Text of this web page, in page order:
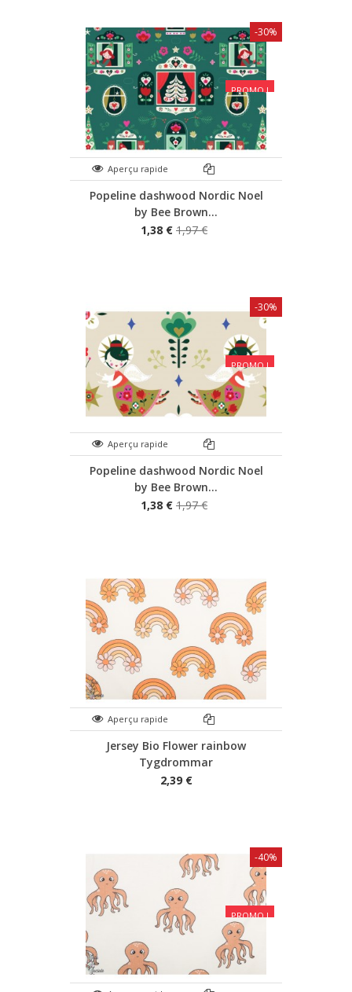
PROMO !
Aperçu rapide
Popeline dashwood Nordic Noel
by Bee Brown...
1,38 € 1,97 €
-30%
PROMO !
Aperçu rapide
Popeline dashwood Nordic Noel
by Bee Brown...
1,38 € 1,97 €
-30%
Aperçu rapide
Jersey Bio Flower rainbow
Tygdrommar
2,39 €
PROMO !
-40%